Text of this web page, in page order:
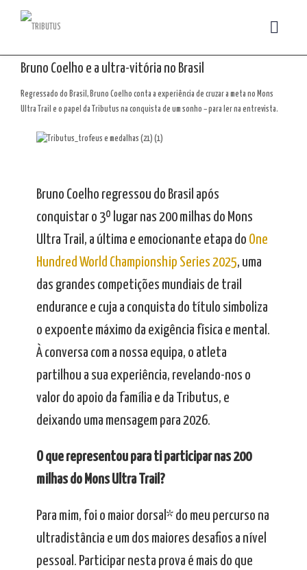
Bruno Coelho e a ultra-vitória no Brasil
Regressado do Brasil, Bruno Coelho conta a experiência de cruzar a meta no Mons
Ultra Trail e o papel da Tributus na conquista de um sonho – para ler na entrevista.
Bruno Coelho regressou do Brasil após
conquistar o 3º lugar nas 200 milhas do Mons
Ultra Trail, a última e emocionante etapa do One
Hundred World Championship Series 2025, uma
das grandes competições mundiais de trail
endurance e cuja a conquista do título simboliza
o expoente máximo da exigência física e mental.
À conversa com a nossa equipa, o atleta
partilhou a sua experiência, revelando-nos o
valor do apoio da família e da Tributus, e
deixando uma mensagem para 2026.
O que representou para ti participar nas 200
milhas do Mons Ultra Trail?
Para mim, foi o maior dorsal* do meu percurso na
ultradistância e um dos maiores desafios a nível
pessoal. Participar nesta prova é mais do que